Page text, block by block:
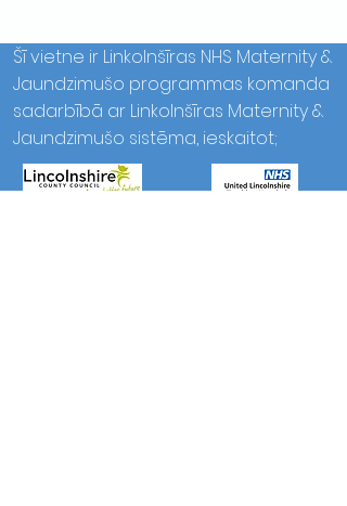
Šī vietne ir Linkolnšīras NHS Maternity &
Jaundzimušo programmas komanda
sadarbībā ar Linkolnšīras Maternity &
Jaundzimušo sistēma, ieskaitot;